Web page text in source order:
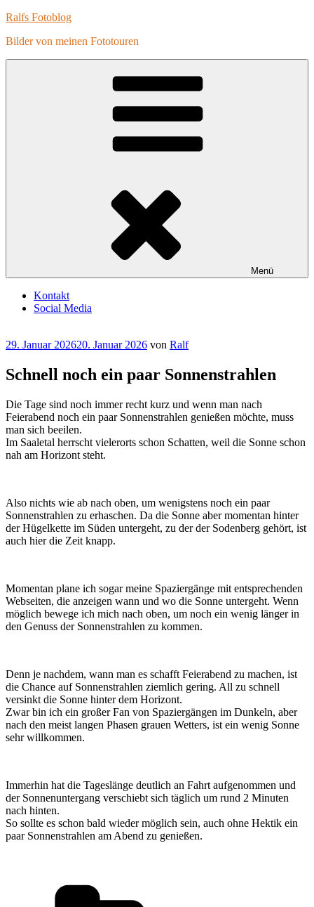
Zum
springen
Ralfs Fotoblog
Bilder von meinen Fototouren
Menü
Kontakt
Social Media
Veröffentlicht
29. Januar 202620. Januar 2026 von Ralf
Schnell noch ein paar Sonnenstrahlen
Die Tage sind noch immer recht kurz und wenn man nach
Feierabend noch ein paar Sonnenstrahlen genießen möchte, muss
man sich beeilen.
Im Saaletal herrscht vielerorts schon Schatten, weil die Sonne schon
nah am Horizont steht.
Also nichts wie ab nach oben, um wenigstens noch ein paar
Sonnenstrahlen zu erhaschen. Da die Sonne aber momentan hinter
der Hügelkette im Süden untergeht, zu der der Sodenberg gehört, ist
auch hier die Zeit knapp.
Momentan plane ich sogar meine Spaziergänge mit entsprechenden
Webseiten, die anzeigen wann und wo die Sonne untergeht. Wenn
möglich bewege ich mich nach oben, um noch ein wenig länger in
den Genuss der Sonnenstrahlen zu kommen.
Denn je nachdem, wann man es schafft Feierabend zu machen, ist
die Chance auf Sonnenstrahlen ziemlich gering. All zu schnell
versinkt die Sonne hinter dem Horizont.
Zwar bin ich ein großer Fan von Spaziergängen im Dunkeln, aber
nach den meist langen Phasen grauen Wetters, ist ein wenig Sonne
sehr willkommen.
Immerhin hat die Tageslänge deutlich an Fahrt aufgenommen und
der Sonnenuntergang verschiebt sich täglich um rund 2 Minuten
nach hinten.
So sollte es schon bald wieder möglich sein, auch ohne Hektik ein
paar Sonnenstrahlen am Abend zu genießen.